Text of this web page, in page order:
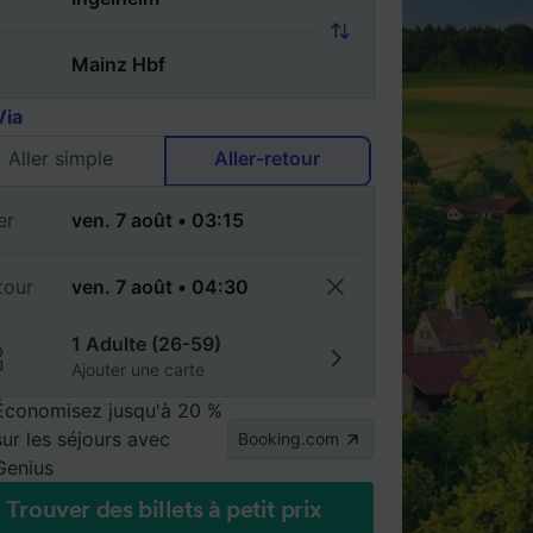
Aller simple
Aller-retour
1 Adulte (26-59)
Ajouter une carte
jusqu'à 20 %
les séjours avec
Booking.com
Trouver des billets à petit prix